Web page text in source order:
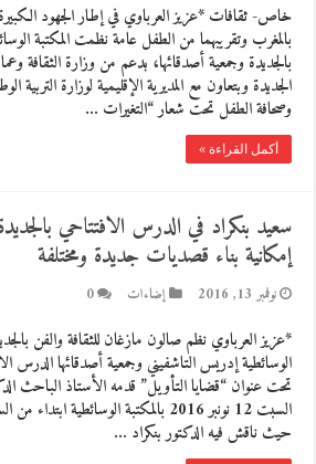
خاص- ثقافات *عزيز العرباوي في إطار الجهود
بالمغرب وتقريبهما من الطفل عامة نظمت المكتبة
بالجديدة وجمعية أصدقائها، بدعم من وزارة الثقافة
الجديدة وبتعاون مع المديرية الإقليمية لوزارة التربية
وصحافة الطفل تحت شعار “التغيرات …
أكمل القراءة »
سعيد بنكراد في الدرس الافتتاحي
إمكانية بناء قصديات جديدة ومختلفة
نوفمبر 13, 2016 إضاءات 0
*عزيز العرباوي نظم صالون مازغان للثقافة والفن
تحت عنوان “قضايا التأويل” قدمه الأستاذ الباحث
السبت 12 نونبر 2016 بالمكتبة الوسائطية
حيث ناقش فيه الدكتور بنكراد …